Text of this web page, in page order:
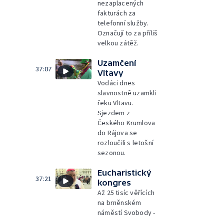
nezaplacených
fakturách za
telefonní služby.
Označují to za příliš
velkou zátěž.
37:07
Uzamčení
Vltavy
Vodáci dnes
slavnostně uzamkli
řeku Vltavu.
Sjezdem z
Českého Krumlova
do Rájova se
rozloučili s letošní
sezonou.
37:21
Eucharistický
kongres
Až 25 tisíc věřících
na brněnském
náměstí Svobody -